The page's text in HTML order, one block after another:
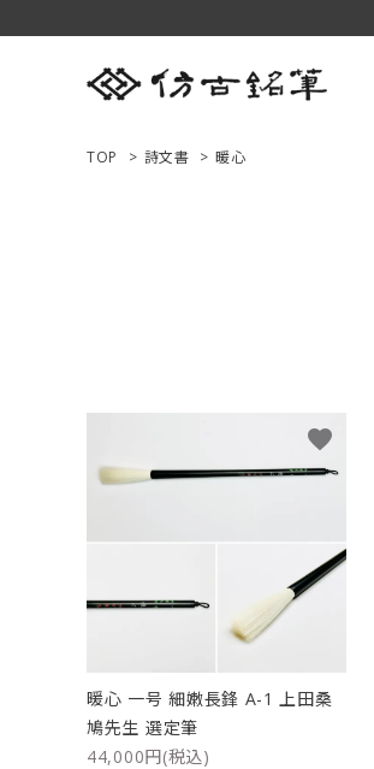
商品一覧
用途で選ぶ
ご利用ガイド
特定商取引法について
TOP > 詩文書 > 暖心
暖心 一号 細嫩長鋒 A-1 上田桑
鳩先生 選定筆
44,000円(税込)
favorite